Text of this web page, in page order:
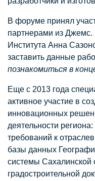
В форуме принял
партнерами из Джемс.
Института Анна
заставить данные
познакомиться в
Еще с 2013 года
активное участие в
инновационных
деятельности
требований к
базы данных
системы Сахалинской
градостроительной